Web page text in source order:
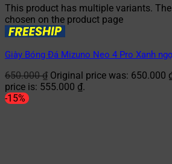
This product has multiple variants.
chosen on the product page
Giày Bóng Đá Mizuno Neo 4 Pro Xanh
650.000₫ Original price was: 650.000
price is: 555.000 ₫.
-15%